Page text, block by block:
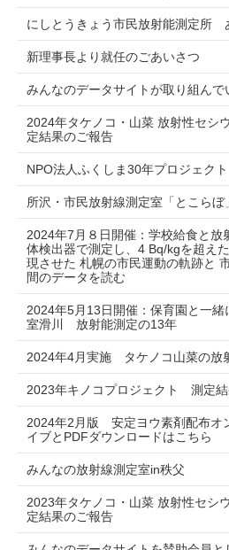
にしとうきょう市民放射能測定所
新理事長より就任のごあいさつ
みんなのデータサイトが取り組んで
2024年タケノコ・山菜 放射性セシ
定結果のご報告
NPO法人ふくしま30年プロジェクト
所沢・市民放射線測定室「とこらぼ」
2024年7月８日開催：学校給食と放
体検出器で測定し、4 Bq/kgを超え
現させた 札幌の市民運動の軌跡と
間のデータを読む
2024年5月13日開催：保育園と一
室滑川 放射能測定の13年
2024年4月実施 タケノコ山菜の放
2023年キノコプロジェクト 測定結
2024年2月版 安定ヨウ素剤配布オ
イブとPDFダウンロードはこちら
みんなの放射線測定室in秩父
2023年タケノコ・山菜 放射性セシ
定結果のご報告